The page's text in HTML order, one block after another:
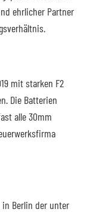
ehrlicher Partner
mit starken F2
Die Batterien
alle 30mm
in Berlin der unter